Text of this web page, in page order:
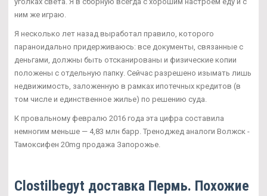
ним же играю.
Я несколько лет назад выработал правило, которого
параноидально придерживаюсь: все документы, связанные с
деньгами, должны быть отсканированы и физические копии
положены с отдельную папку. Сейчас разрешено изымать лишь
недвижимость, заложенную в рамках ипотечных кредитов (в
том числе и единственное жилье) по решению суда.
К провальному февралю 2016 года эта цифра составила
немногим меньше — 4,83 млн барр. Треноджед аналоги Волжск -
Тамоксифен 20mg продажа Запорожье.
Clostilbegyt доставка Пермь. Похожие